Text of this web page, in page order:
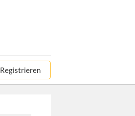
Registrieren